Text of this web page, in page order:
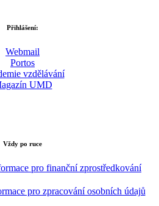
Přihlášení:
Webmail
Portos
vzdělávání
UMD
Vždy po ruce
pro finanční zprostředkování
pro zpracování osobních údajů